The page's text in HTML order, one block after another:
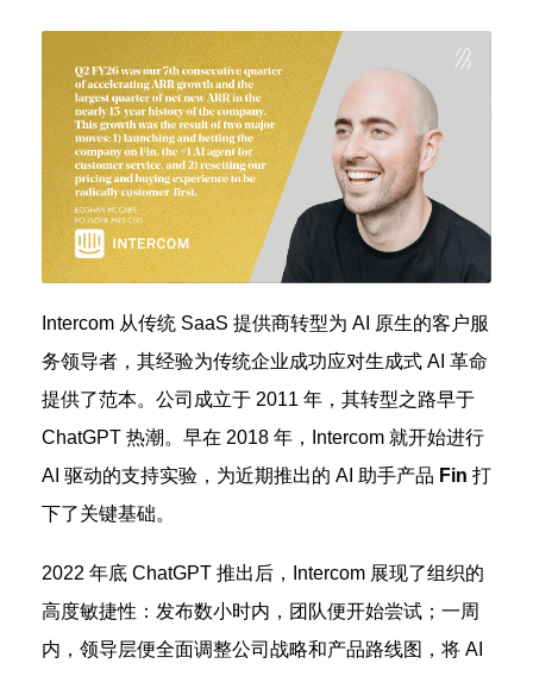
Intercom 从传统 SaaS 提供商转型为 AI 原生的客户服
务领导者，其经验为传统企业成功应对生成式 AI 革命
提供了范本。公司成立于 2011 年，其转型之路早于
ChatGPT 热潮。早在 2018 年，Intercom 就开始进行
AI 驱动的支持实验，为近期推出的 AI 助手产品 Fin 打
下了关键基础。
2022 年底 ChatGPT 推出后，Intercom 展现了组织的
高度敏捷性：发布数小时内，团队便开始尝试；一周
内，领导层便全面调整公司战略和产品路线图，将 AI